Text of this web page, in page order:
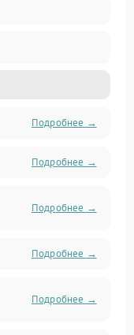
Подробнее →
Подробнее →
Подробнее →
Подробнее →
Подробнее →